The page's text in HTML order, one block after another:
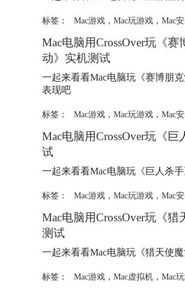
标签： Mac游戏， Mac玩游戏， Mac
Mac电脑用CrossOver玩《
动》实机测试
一起来看看Mac电脑玩《赛博朋
表现吧
标签： Mac游戏， Mac玩游戏， Mac
Mac电脑用CrossOver玩《巨
试
一起来看看Mac电脑玩《巨人杀
标签： Mac游戏， Mac玩游戏， Mac
Mac电脑用CrossOver玩《
测试
一起来看看Mac电脑玩《猎天使
标签： Mac游戏， Mac虚拟机， Mac